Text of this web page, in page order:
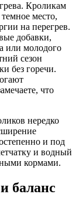
Кроликам
место,
на перегрев.
добавки,
или молодого
сезон
без горечи.
что
нередко
и под
и водный
кормами.
баланс